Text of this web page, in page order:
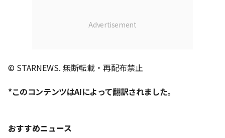
© STARNEWS. 無断転載・再配布禁止
*このコンテンツはAIによって翻訳されました。
おすすめニュース